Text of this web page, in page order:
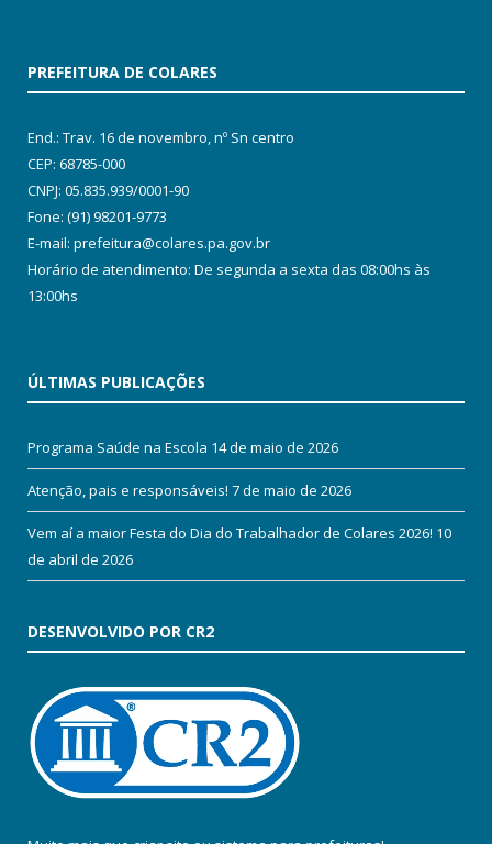
PREFEITURA DE COLARES
End.: Trav. 16 de novembro, nº Sn centro
CEP: 68785-000
CNPJ: 05.835.939/0001-90
Fone: (91) 98201-9773
E-mail: prefeitura@colares.pa.gov.br
Horário de atendimento: De segunda a sexta das 08:00hs às
13:00hs
ÚLTIMAS PUBLICAÇÕES
Programa Saúde na Escola 14 de maio de 2026
Atenção, pais e responsáveis! 7 de maio de 2026
Vem aí a maior Festa do Dia do Trabalhador de Colares 2026! 10
de abril de 2026
DESENVOLVIDO POR CR2